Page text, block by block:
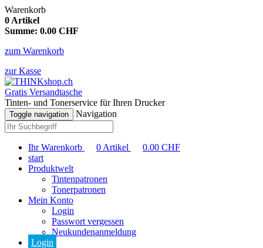
Warenkorb
0 Artikel
Summe: 0.00 CHF
zum Warenkorb
zur Kasse
Gratis Versandtasche
Tinten- und Tonerservice für Ihren Drucker
Toggle navigation Navigation
Ihr Warenkorb 0 Artikel 0.00 CHF
start
Produktwelt
Tintenpatronen
Tonerpatronen
Mein Konto
Login
Passwort vergessen
Neukundenanmeldung
Login